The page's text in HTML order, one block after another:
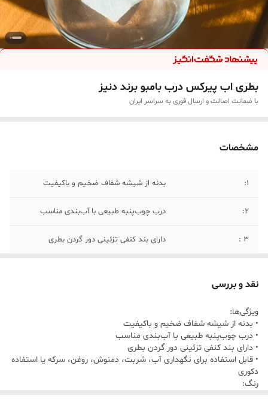
بطری اب پیرکس درب بامبو برند دنیز
با ضمانت اصالت و ارسال فوری به سراسر ایران
مشخصات
1: بدنه از شیشه شفاف ضخیم و باکیفیت
۲: درب چوب‌پنبه طبیعی با آب‌بندی مناسب
۳ : دارای بند کنفی تزئینی دور گردن بطری
۵:
6 : ظرفیت: 900 میلی‌لیتر تا 1 لیتر
نقد و بررسی
ویژگی‌ها:
• بدنه از شیشه شفاف ضخیم و باکیفیت
• درب چوب‌پنبه طبیعی با آب‌بندی مناسب
• دارای بند کنفی تزئینی دور گردن بطری
• قابل استفاده برای نگهداری آب، شربت، دمنوش، روغن، سرکه یا استفاده
دکوری
رنگ: